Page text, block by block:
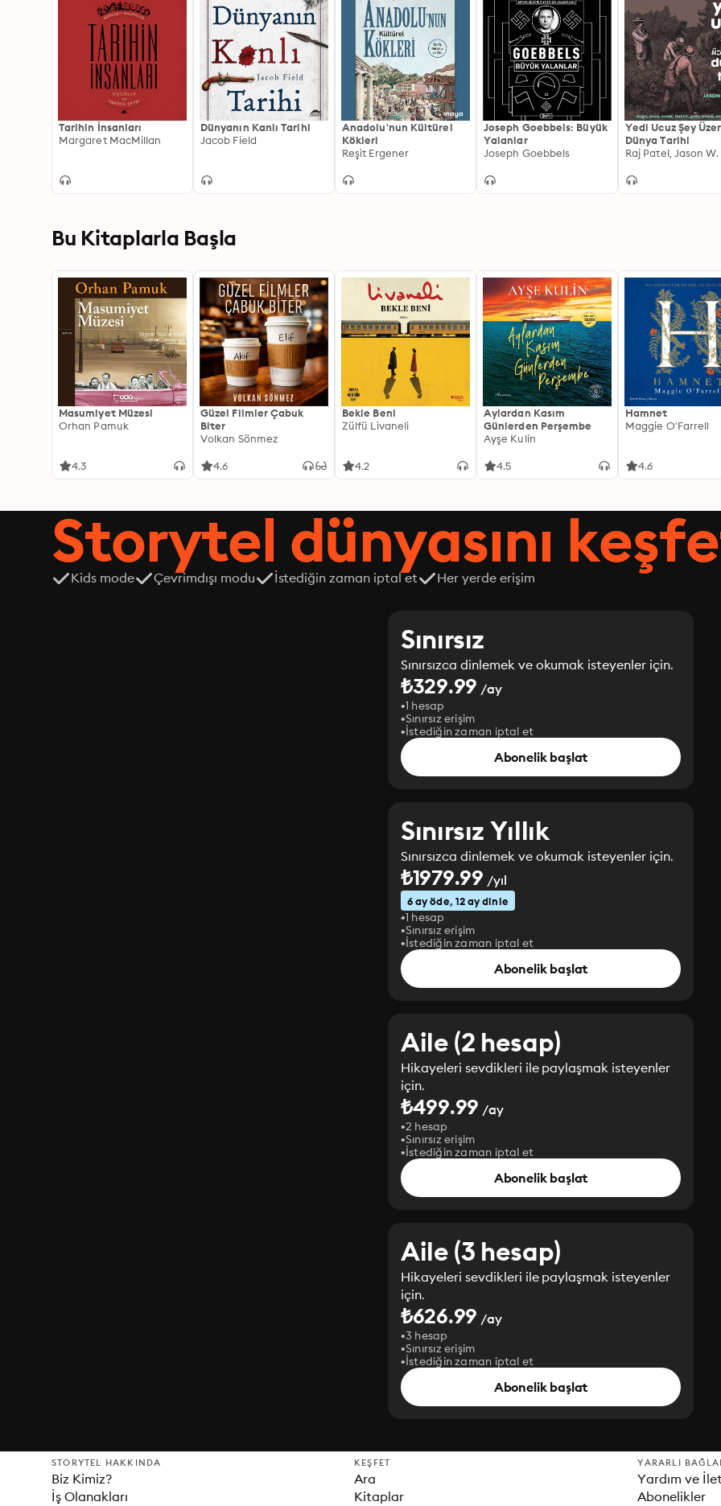
Tarihin İnsanları
Margaret MacMillan
Dünyanın Kanlı Tarihi
Jacob Field
Anadolu'nun Kültürel
Kökleri
Reşit Ergener
Joseph Goebbels: Büyük
Yalanlar
Joseph Goebbels
Yedi Ucuz Şey
Dünya Tarihi
Bu Kitaplarla Başla
Masumiyet Müzesi
Orhan Pamuk
4.3
Güzel Filmler Çabuk
Biter
Volkan Sönmez
4.6
Bekle Beni
Zülfü Livaneli
4.2
Aylardan Kasım
Günlerden Perşembe
Ayşe Kulin
4.5
Hamnet
Maggie O'Farrell
4.6
Storytel dünyasını
Kids mode Çevrimdışı modu İstediğin zaman iptal et Her yerde erişim
Sınırsız
Sınırsızca dinlemek ve okumak isteyenler için.
₺329.99 /ay
1 hesap
Sınırsız erişim
İstediğin zaman iptal et
Abonelik başlat
Sınırsız Yıllık
Sınırsızca dinlemek ve okumak isteyenler için.
₺1979.99 /yıl
6 ay öde, 12 ay dinle
1 hesap
Sınırsız erişim
İstediğin zaman iptal et
Abonelik başlat
Aile (2 hesap)
Hikayeleri sevdikleri ile paylaşmak isteyenler
için.
₺499.99 /ay
2 hesap
Sınırsız erişim
İstediğin zaman iptal et
Abonelik başlat
Aile (3 hesap)
Hikayeleri sevdikleri ile paylaşmak isteyenler
için.
₺626.99 /ay
3 hesap
Sınırsız erişim
İstediğin zaman iptal et
Abonelik başlat
STORYTEL HAKKINDA
Biz Kimiz?
İş Olanakları
KEŞFET
Ara
Kitaplar
YARARLI
Yardım ve
Abonelikler